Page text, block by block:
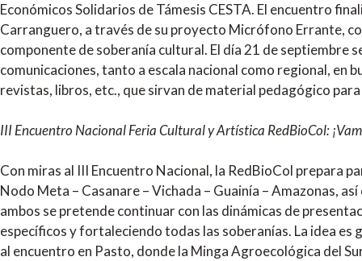
Económicos Solidarios de Támesis CESTA. El encuentro
Carranguero, a través de su proyecto Micrófono Errante,
componente de soberanía cultural. El día 21 de septiembre
comunicaciones, tanto a escala nacional como regional, en
revistas, libros, etc., que sirvan de material pedagógico
III Encuentro NacionalFeria Cultural y Artística RedBioCol:
Con miras al III Encuentro Nacional, la RedBioCol prepara
Nodo Meta – Casanare – Vichada – Guainía – Amazonas,
ambos se pretende continuar con las dinámicas de
específicos y fortaleciendo todas las soberanías. La idea
al encuentro en Pasto, donde la Minga Agroecológica del